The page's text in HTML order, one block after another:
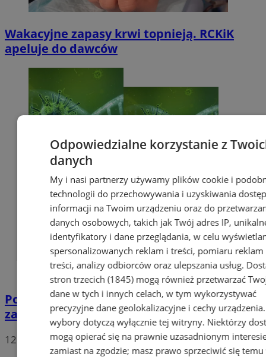
Wakacyjne zapasy krwi topnieją. RCKiK
apeluje do dawców
Potwierdzono pierwszy przypadek
zarażenia koronawirusem w Sosnowcu
12
Odpowiedzialne korzystanie z
danych
My i nasi partnerzy używamy plików cookie i
technologii do przechowywania i uzyskiwania
informacji na Twoim urządzeniu oraz do
danych osobowych, takich jak Twój adres IP,
identyfikatory i dane przeglądania, w celu
spersonalizowanych reklam i treści, pomiaru reklam
treści, analizy odbiorców oraz ulepszania usług.
stron trzecich (1845)mogą również przetwarzać
dane w tych i innych celach, w tym wykorzystywać
precyzyjne dane geolokalizacyjne i cechy
wybory dotyczą wyłącznie tej witryny. Niektórzy
mogą opierać się na prawnie uzasadnionym
zamiast na zgodzie; masz prawo sprzeciwić się temu